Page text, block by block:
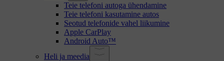
Teie telefoni autoga ühendamine
Teie telefoni kasutamine autos
Seotud telefonide vahel liikumine
Apple CarPlay
Android Auto™
Heli ja meedia